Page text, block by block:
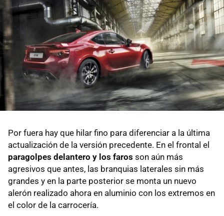
Por fuera hay que hilar fino para diferenciar a la última
actualización de la versión precedente. En el frontal el
paragolpes delantero y los faros son aún más
agresivos que antes, las branquias laterales sin más
grandes y en la parte posterior se monta un nuevo
alerón realizado ahora en aluminio con los extremos en
el color de la carrocería.